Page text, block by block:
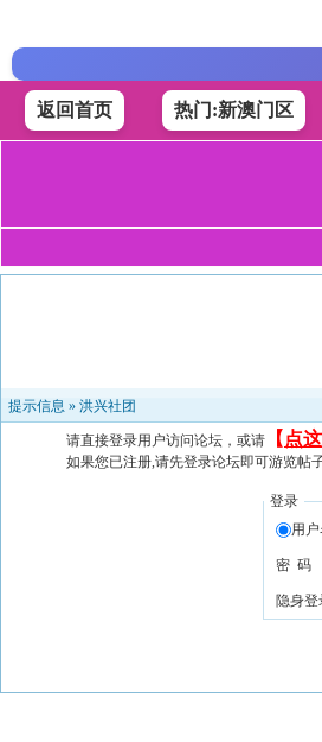
返回首页 热门:新澳门区
提示信息 » 洪兴社团
请直接登录用户访问论坛，或请 【 点
如果您已注册,请先登录论坛即可游览帖
登录
用户
密 码
隐身登